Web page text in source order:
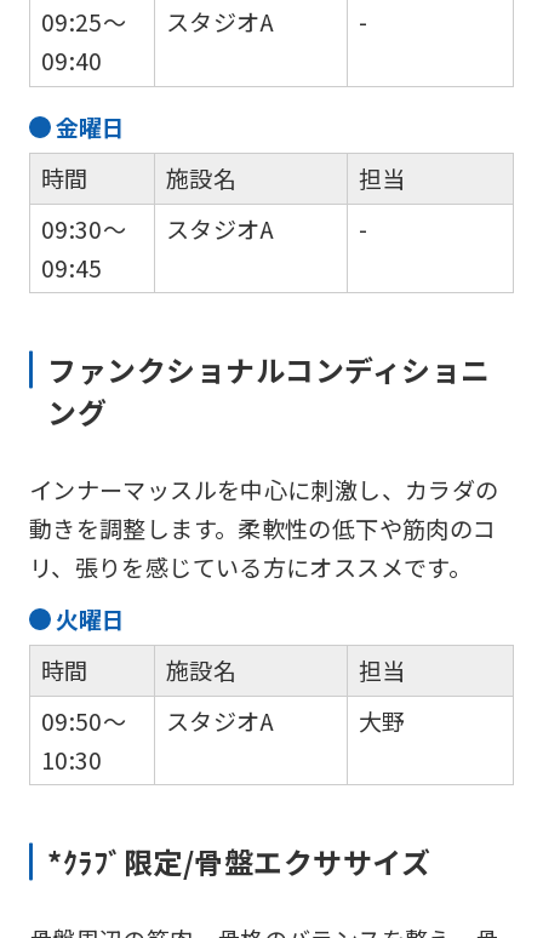
09:25～
09:40
スタジオA
-
金曜日
時間
09:30～
09:45
施設名
スタジオA
担当
-
ファンクショナルコンディショニ
ング
インナーマッスルを中心に刺激し、カラダの
動きを調整します。柔軟性の低下や筋肉のコ
リ、張りを感じている方にオススメです。
火曜日
時間
09:50～
10:30
施設名
スタジオA
担当
大野
*ｸﾗﾌﾞ限定/骨盤エクササイズ
For
foreigners
Central
Sports
official
automatically
English.
Click
the
automatic
to
to